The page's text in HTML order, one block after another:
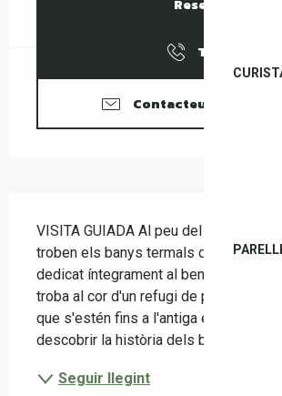
Reservar
Trucar
Contacteu amb
VISITA GUIADA Al peu del massís
troben els banys termals de Le Boulou,
dedicat íntegrament al benestar.
troba al cor d'un refugi de pau, amb
que s'estén fins a l'antiga
descobrir la història dels banys termals
Seguir llegint